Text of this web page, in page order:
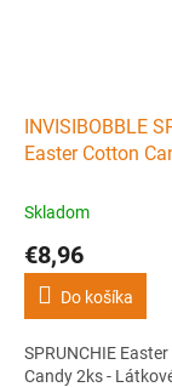
INVISIBOBBLE
Easter Cotton
- ružová + biela
Skladom
€8,96
Do košíka
SPRUNCHIE
Candy 2ks -